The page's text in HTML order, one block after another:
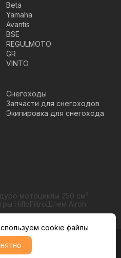
Beta
Yamaha
Avantis
BSE
REGULMOTO
GR
VINTO
Снегоходы
Запчасти для снегоходов
Экипировка для снегохода
мотоциклы 250 см³
HifloFiltroШлем Airoh
данных
cookie файлы